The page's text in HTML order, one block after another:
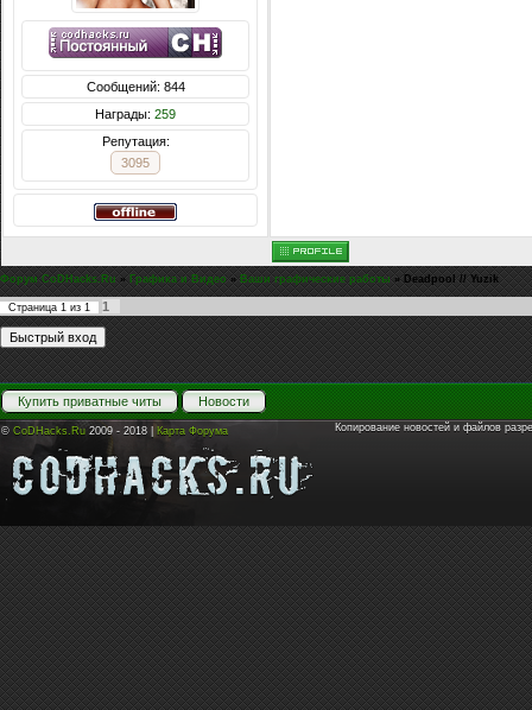
Сообщений: 844
Награды: 259
Репутация:
3095
Форум CoDHacks.Ru » Графика и Видео » Ваши графические работы » Deadpool // Yuzik
Страница 1 из 1 1
Купить приватные читы Новости
© CoDHacks.Ru 2009 - 2018 | Карта Форума Копирование новостей и файлов